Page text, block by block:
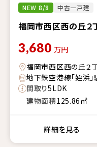
NEW 8/8 中古一戸建
福岡市西区西の丘２
3,680 万円
福岡市西区西の丘２
地下鉄空港線「姪
間取り5LDK
建物面積125.86㎡
詳細を見る